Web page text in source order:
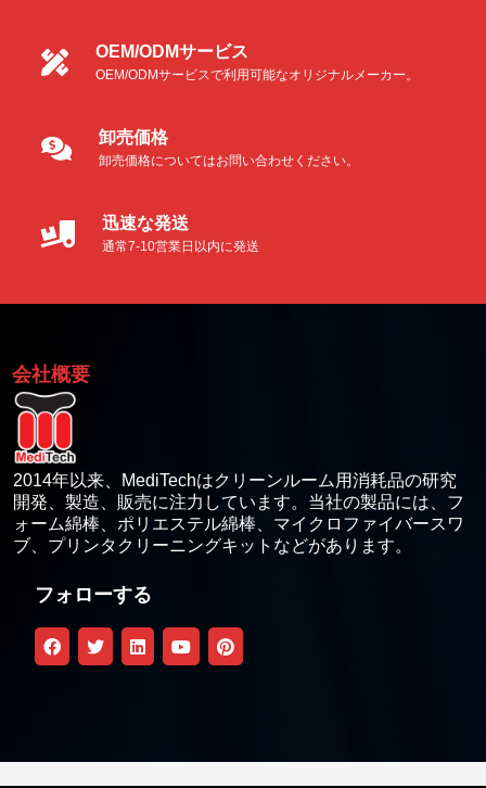
OEM/ODMサービス
OEM/ODMサービスで利用可能なオリジナルメーカー。
卸売価格
卸売価格についてはお問い合わせください。
迅速な発送
通常7-10営業日以内に発送
会社概要
2014年以来、MediTechはクリーンルーム用消耗品の研究
開発、製造、販売に注力しています。当社の製品には、フ
ォーム綿棒、ポリエステル綿棒、マイクロファイバースワ
ブ、プリンタクリーニングキットなどがあります。
フォローする